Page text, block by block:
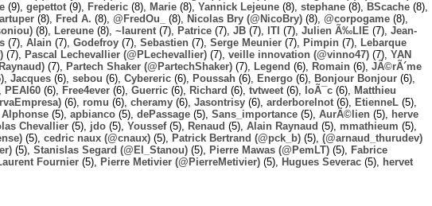
(9), gepettot (9), Frederic (8), Marie (8), Yannick Lejeune (8), stephane (8), BScache (8),
(8), Fred A. (8), @FredOu_ (8), Nicolas Bry (@NicoBry) (8), @corpogame (8),
(8), Lereune (8), ~laurent (7), Patrice (7), JB (7), ITI (7), Julien Ã‰LIE (7), Jean-
(7), Alain (7), Godefroy (7), Sebastien (7), Serge Meunier (7), Pimpin (7),
Lebarque
(7), Pascal Lechevallier (@PLechevallier) (7), veille innovation (@vinno47) (7), YAN
(7), Partech Shaker (@PartechShaker) (7), Legend (6), Romain (6), JÃ©rÃ´me
Jacques (6), sebou (6), Cybereric (6), Poussah (6), Energo (6), Bonjour Bonjour (6),
PEAI60 (6), Free4ever (6), Guerric (6), Richard (6), tvtweet (6), loÃ¯c (6),
Matthieu
(6), romu (6), cheramy (6), Jasontrisy (6), arderborelnot (6), EtienneL (5),
Alphonse (5), apbianco (5), dePassage (5), Sans_importance (5), AurÃ©lien (5),
herve
Chevallier (5), jdo (5), Youssef(5), Renaud (5), Alain Raynaud (5), mmathieum (5),
(5), cedric naux (@cnaux) (5), Patrick Bertrand (@pck_b) (5), (@arnaud_thurudev)
(5), Stanislas Segard (@El_Stanou) (5), Pierre Mawas (@PemLT) (5),
Fabrice
Fournier (5), Pierre Metivier (@PierreMetivier) (5), Hugues Severac (5),
hervet